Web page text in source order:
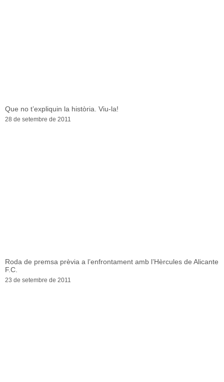
Que no t’expliquin la història. Viu-la!
28 de setembre de 2011
Roda de premsa prèvia a l’enfrontament amb l’Hèrcules de Alicante
F.C.
23 de setembre de 2011